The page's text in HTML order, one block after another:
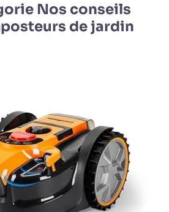
Nos conseils
de jardin